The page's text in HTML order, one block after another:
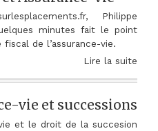
Philippe
minutes fait le point
de l’assurance-vie.
Lire la suite
vie et successions
vie et le droit de la succesion